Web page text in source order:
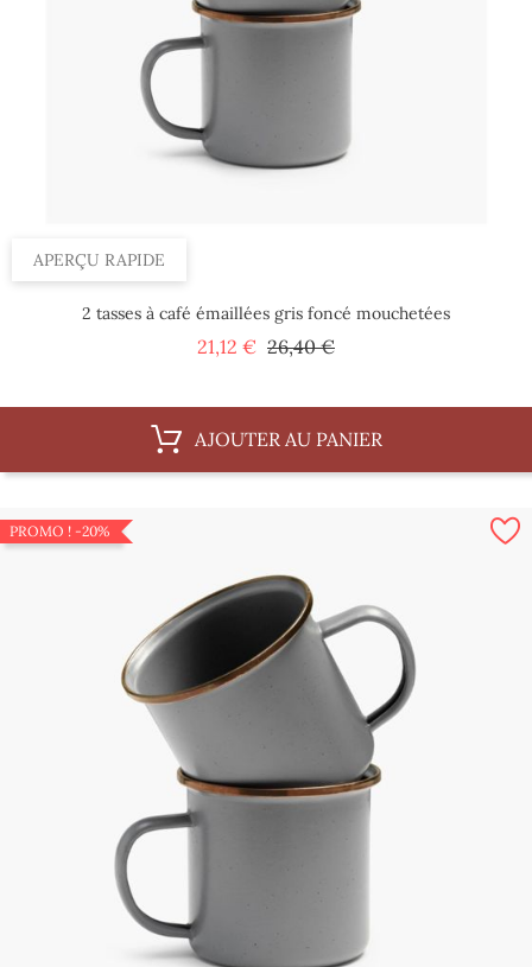
APERÇU RAPIDE
2 tasses à café émaillées gris foncé mouchetées
21,12 € Prix
26,40 €Prix
AJOUTER AU PANIER
PROMO ! -20%